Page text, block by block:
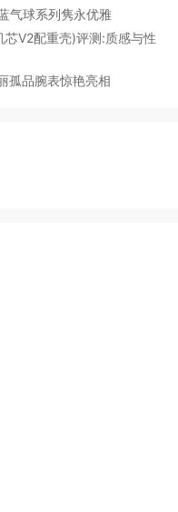
气球系列隽永优雅
V2配重壳)评测:质感与性
孤品腕表惊艳亮相